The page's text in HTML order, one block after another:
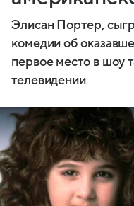
Элисан Портер,
комедии об
первое место в шоу
телевидении